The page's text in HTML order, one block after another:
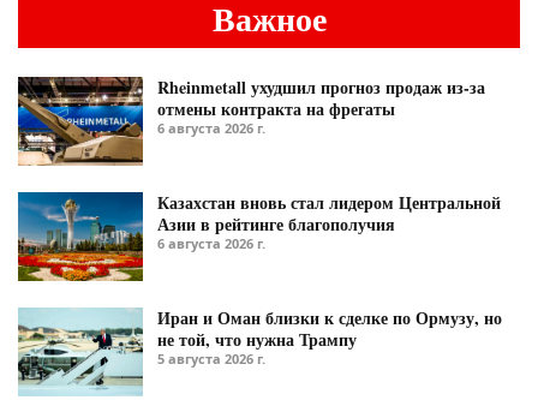
Важное
Rheinmetall ухудшил прогноз продаж из-за
отмены контракта на фрегаты
6 августа 2026 г.
Казахстан вновь стал лидером Центральной
Азии в рейтинге благополучия
6 августа 2026 г.
Иран и Оман близки к сделке по Ормузу, но
не той, что нужна Трампу
5 августа 2026 г.